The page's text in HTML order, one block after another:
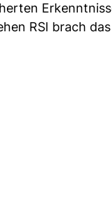
RSI brach das